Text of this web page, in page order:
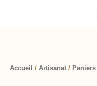
contenu
Accueil / Artisanat / Paniers